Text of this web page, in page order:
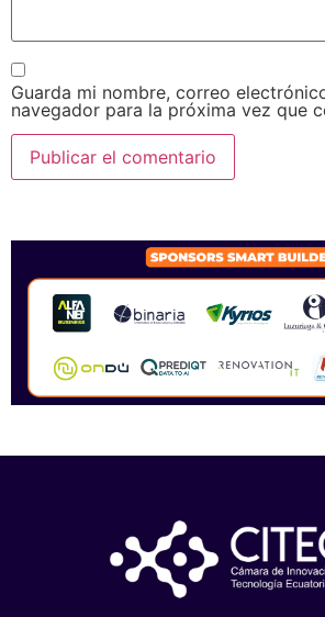
Guarda mi nombre, correo
navegador para la próxima vez que